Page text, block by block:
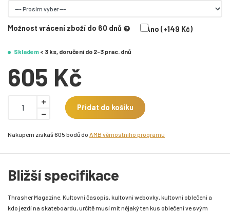
Možnost vrácení zboží do 60 dnů Ano (+149 Kč)
Skladem < 3 ks, doručení do 2-3 prac. dnů
605 Kč
Přidat do košíku
Nákupem získáš 605 bodů do AMB věrnostního programu
Bližší specifikace
Thrasher Magazine. Kultovní časopis, kultovní webovky, kultovní oblečení a
kdo jezdí na skateboardu, určitě musí mít nějaký ten kus oblečení ve svým